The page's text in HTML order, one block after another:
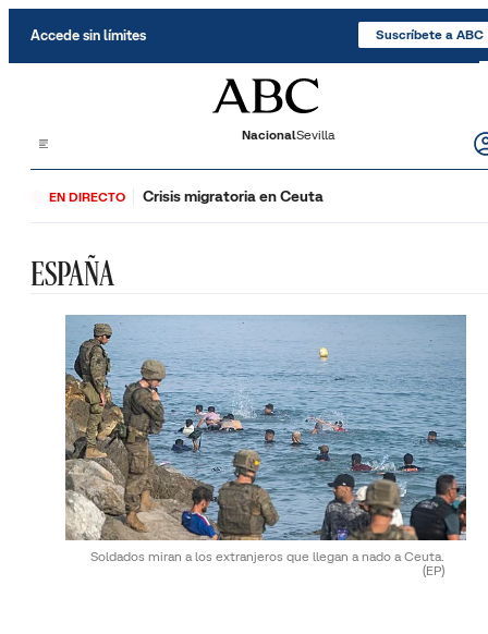
Accede sin límites Suscríbete a ABC
NacionalSevilla
EN DIRECTO Crisis migratoria en Ceuta
ESPAÑA
Soldados miran a los extranjeros que llegan a nado a Ceuta.
(EP)